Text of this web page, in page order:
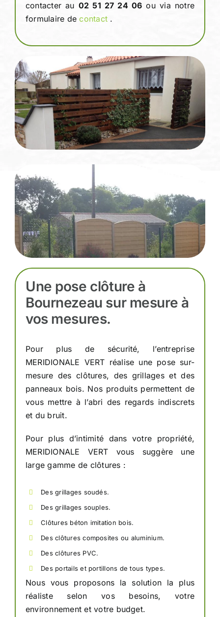
contacter au 02 51 27 24 06 ou via notre
formulaire decontact .
Une pose clôture à
Bournezeau sur mesure à
vos mesures.
Pour plus de sécurité, l’entreprise
MERIDIONALE VERT réalise une pose sur-
mesure des clôtures, des grillages et des
panneaux bois. Nos produits permettent de
vous mettre à l’abri des regards indiscrets
et du bruit.
Pour plus d’intimité dans votre propriété,
MERIDIONALE VERT vous suggère une
large gamme de clôtures :
Des grillages soudés.
Des grillages souples.
Clôtures béton imitation bois.
Des clôtures composites ou aluminium.
Des clôtures PVC.
Des portails et portillons de tous types.
Nous vous proposons la solution la plus
réaliste selon vos besoins, votre
environnement et votre budget.